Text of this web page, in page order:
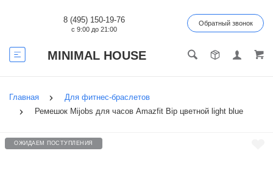
MINIMAL HOUSE
8 (495) 150-19-76
с 9:00 до 21:00
Обратный звонок
Главная
Для фитнес-браслетов
Ремешок Mijobs для часов Amazfit Bip цветной light blue
ОЖИДАЕМ ПОСТУПЛЕНИЯ